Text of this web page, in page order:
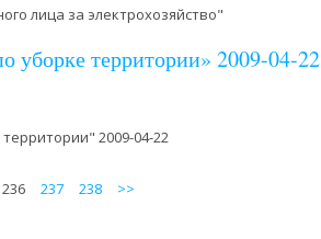
лица за электрохозяйство"
уборке территории» 2009-04-22
2009-04-22
236 237 238 >>